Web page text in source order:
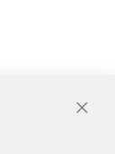
Close